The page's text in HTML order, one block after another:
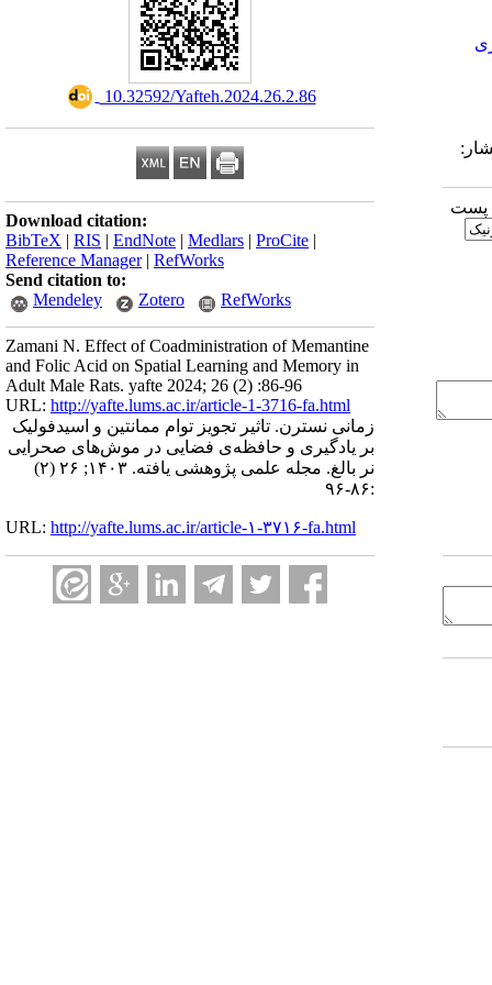
‎ 10.32592/Yafteh.2024.26.2.86
Download citation:
BibTeX | RIS | EndNote | Medlars | ProCite |
Reference Manager| RefWorks
Send citation to:
Mendeley
Zotero RefWorks
Zamani N. Effect of Coadministration of Memantine
and Folic Acid on Spatial Learning and Memory in
Adult Male Rats. yafte 2024; 26 (2) :86-96
URL: http://yafte.lums.ac.ir/article-1-3716-fa.html
زمانی نسترن. تاثیر تجویز توام ممانتین و اسید‌فولیک
بر یادگیری و حافظه‌ی فضایی در موش‌های صحرایی
نر بالغ. مجله علمی پژوهشی یافته. ۱۴۰۳; ۲۶ (۲)
:۸۶-۹۶
URL: http://yafte.lums.ac.ir/article-۱-۳۷۱۶-fa.html
1403/5/22 | انتشار:
پست